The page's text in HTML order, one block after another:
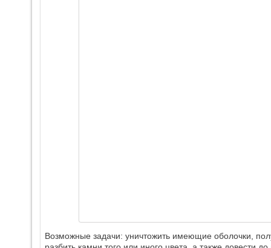
Возможные задачи: уничтожить имеющие оболочки,